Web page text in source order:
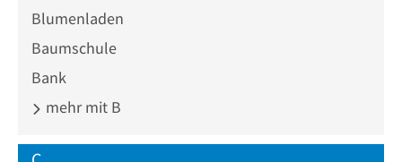
Blumenladen
Baumschule
Bank
mehr mit B